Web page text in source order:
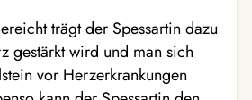
trägt der Spessartin dazu
gestärkt wird und man sich
vor Herzerkrankungen